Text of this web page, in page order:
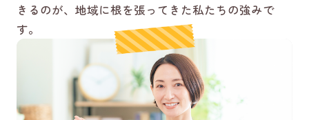
きるのが、地域に根を張ってきた私たちの強みで
す。